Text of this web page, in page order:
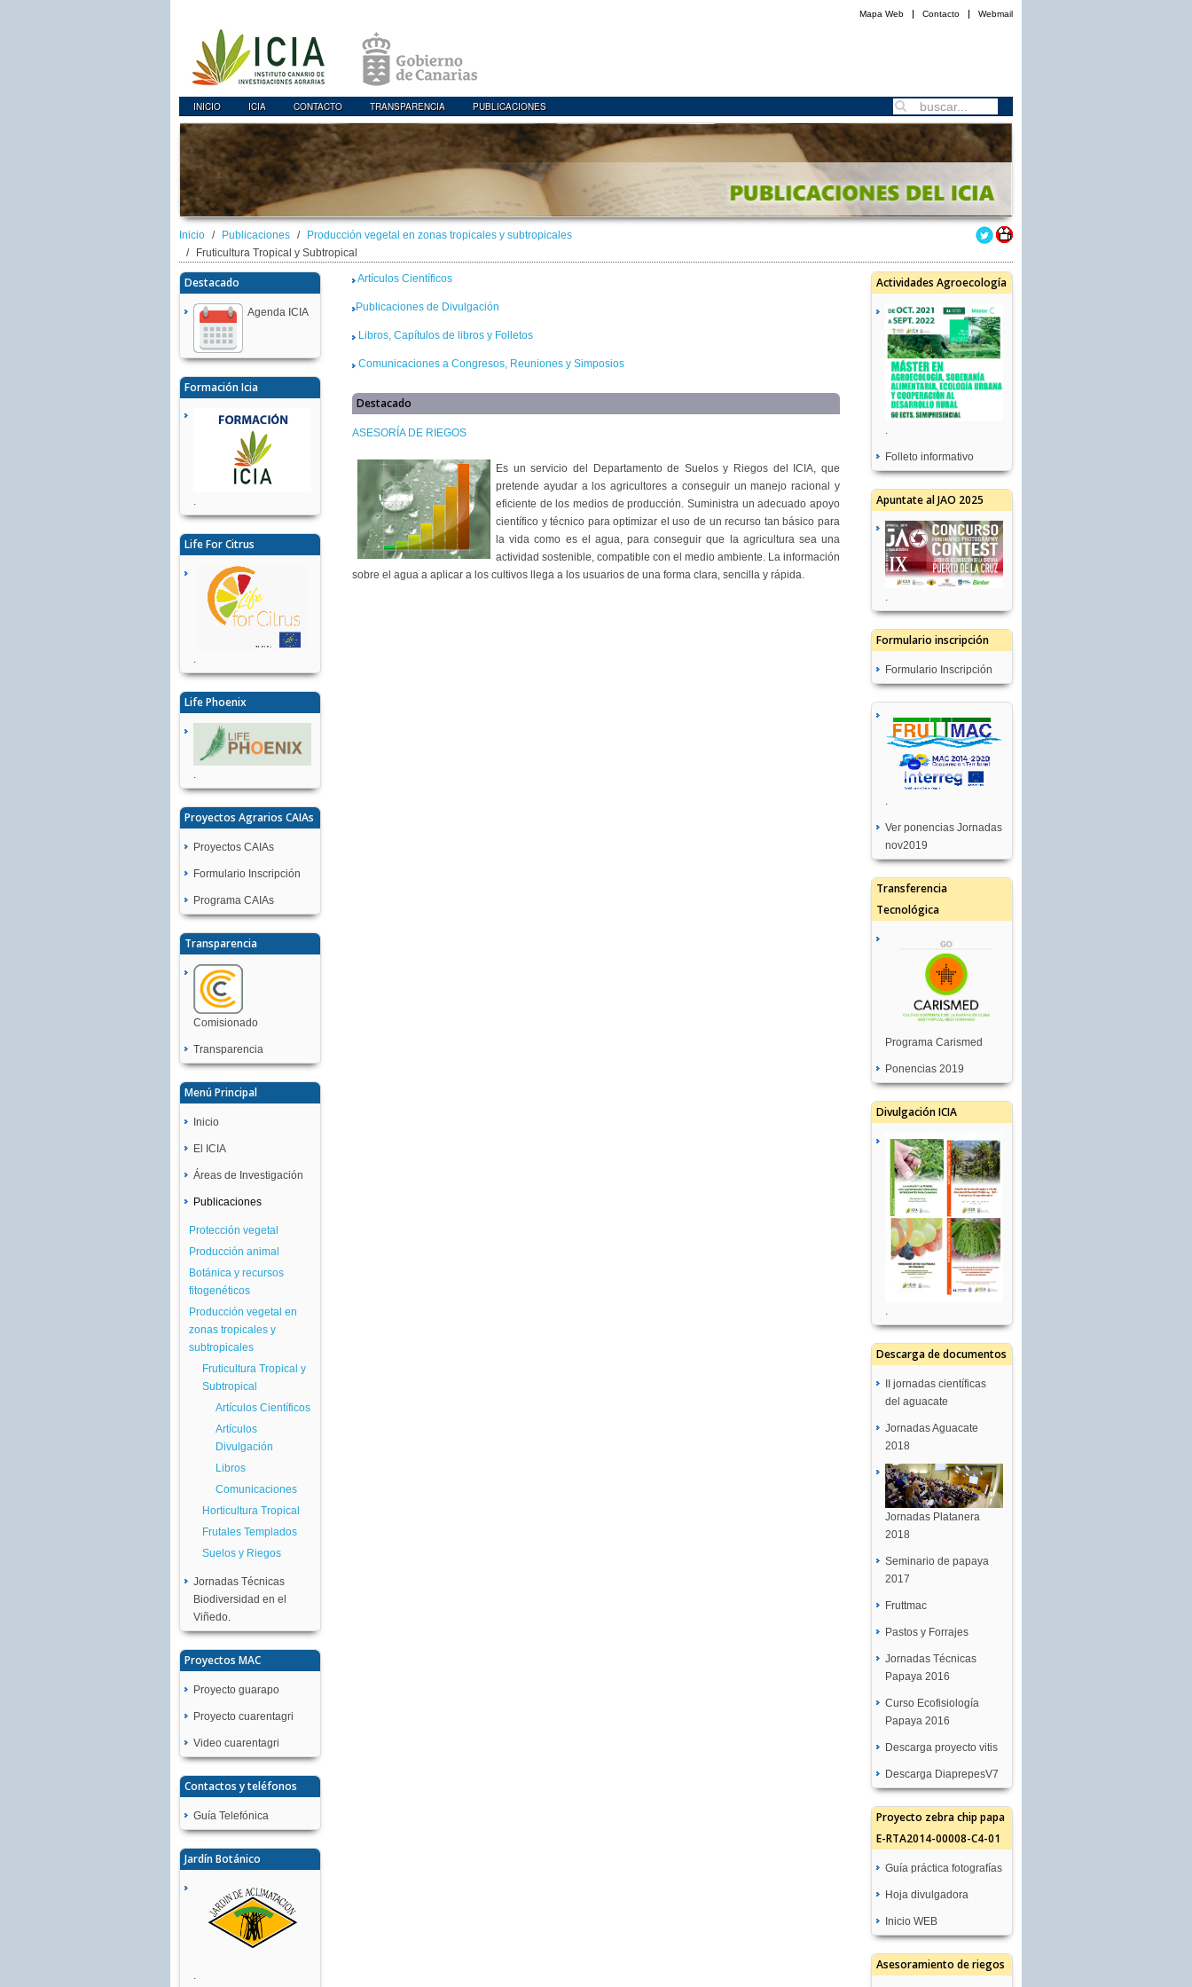
Mapa Web Contacto Webmail
INICIO ICIA CONTACTO TRANSPARENCIA PUBLICACIONES
Inicio Publicaciones
Producción vegetal en zonas tropicales y subtropicales
Fruticultura Tropical y Subtropical
Artículos Científicos
Publicaciones de Divulgación
Libros, Capítulos de libros y Folletos
Comunicaciones a Congresos, Reuniones y Simposios
Destacado
ASESORÍA DE RIEGOS
Es un servicio del Departamento de Suelos y Riegos del ICIA, que
pretende ayudar a los agricultores a conseguir un manejo racional y
eficiente de los medios de producción. Suministra un adecuado apoyo
científico y técnico para optimizar el uso de un recurso tan básico para
la vida como es el agua, para conseguir que la agricultura sea una
actividad sostenible, compatible con el medio ambiente. La información
sobre el agua a aplicar a los cultivos llega a los usuarios de una forma clara, sencilla y rápida.
Destacado
Agenda ICIA
Formación Icia
.
Life For Citrus
.
Life Phoenix
.
Proyectos Agrarios CAIAs
Proyectos CAIAs
Formulario Inscripción
Programa CAIAs
Transparencia
Comisionado
Transparencia
Menú Principal
Inicio
El ICIA
Áreas de Investigación
Publicaciones
Protección vegetal
Producción animal
Botánica y recursos
fitogenéticos
Producción vegetal en
zonas tropicales y
subtropicales
Fruticultura Tropical y
Subtropical
Artículos Científicos
Artículos
Divulgación
Libros
Comunicaciones
Horticultura Tropical
Frutales Templados
Suelos y Riegos
Jornadas Técnicas
Biodiversidad en el
Viñedo.
Proyectos MAC
Proyecto guarapo
Proyecto cuarentagri
Video cuarentagri
Contactos y teléfonos
Guía Telefónica
Jardín Botánico
Actividades Agroecología
Folleto informativo
Apuntate al JAO 2025
.
Formulario inscripción
Formulario Inscripción
.
Ver ponencias Jornadas
nov2019
Transferencia
Tecnológica
Programa Carismed
Ponencias 2019
Divulgación ICIA
.
Descarga de documentos
II jornadas científicas
del aguacate
Jornadas Aguacate
2018
Jornadas Platanera
2018
Seminario de papaya
2017
Fruttmac
Pastos y Forrajes
Jornadas Técnicas
Papaya 2016
Curso Ecofisiología
Papaya 2016
Descarga proyecto vitis
Descarga DiaprepesV7
Proyecto zebra chip papa
E-RTA2014-00008-C4-01
Guía práctica fotografías
Hoja divulgadora
Inicio WEB
Asesoramiento de riegos